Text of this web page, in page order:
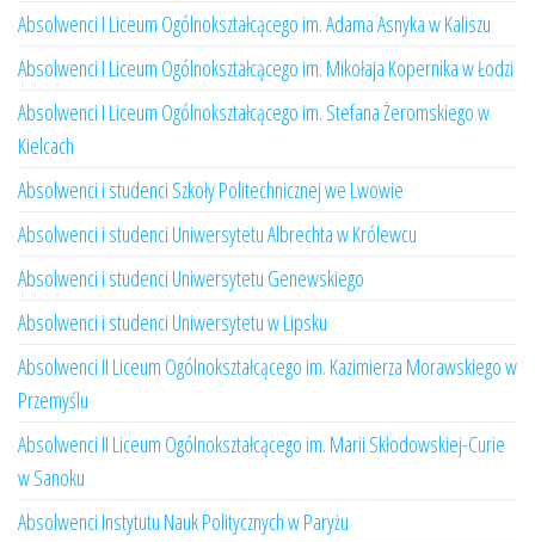
Absolwenci I Liceum Ogólnokształcącego im. Adama Asnyka w Kaliszu
Absolwenci I Liceum Ogólnokształcącego im. Mikołaja Kopernika w Łodzi
Absolwenci I Liceum Ogólnokształcącego im. Stefana Żeromskiego w
Kielcach
Absolwenci i studenci Szkoły Politechnicznej we Lwowie
Absolwenci i studenci Uniwersytetu Albrechta w Królewcu
Absolwenci i studenci Uniwersytetu Genewskiego
Absolwenci i studenci Uniwersytetu w Lipsku
Absolwenci II Liceum Ogólnokształcącego im. Kazimierza Morawskiego w
Przemyślu
Absolwenci II Liceum Ogólnokształcącego im. Marii Skłodowskiej-Curie
w Sanoku
Absolwenci Instytutu Nauk Politycznych w Paryżu